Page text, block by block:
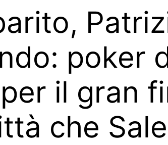
poker
il gran
che